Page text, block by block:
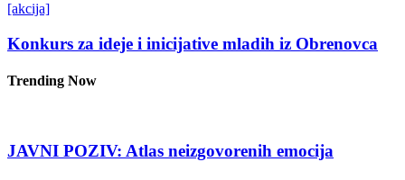
[akcija]
Konkurs za ideje i inicijative mladih iz Obrenovca
Trending Now
JAVNI POZIV: Atlas neizgovorenih emocija